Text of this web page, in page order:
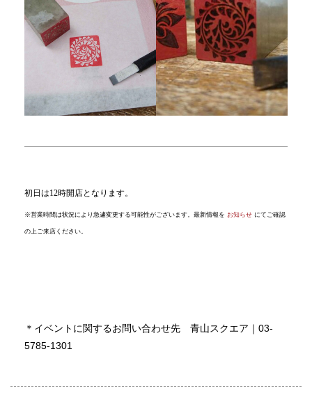
初日は12時開店となります。
※営業時間は状況により急遽変更する可能性がございます。最新情報を お知らせ にてご確認
の上ご来店ください。
＊イベントに関するお問い合わせ先 青山スクエア｜03-
5785-1301